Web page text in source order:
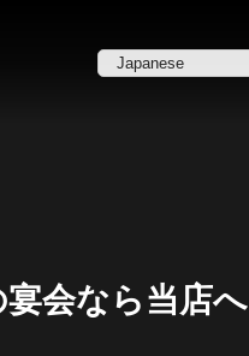
会なら当店へ